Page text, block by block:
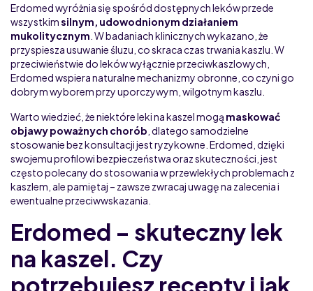
Erdomed wyróżnia się spośród dostępnych leków przede
wszystkimsilnym, udowodnionym działaniem
mukolitycznym . W badaniach klinicznych wykazano, że
przyspiesza usuwanie śluzu, co skraca czas trwania kaszlu. W
przeciwieństwie do leków wyłącznie przeciwkaszlowych,
Erdomed wspiera naturalne mechanizmy obronne, co czyni go
dobrym wyborem przy uporczywym, wilgotnym kaszlu.
Warto wiedzieć, że niektóre leki na kaszel mogą maskować
objawy poważnych chorób , dlatego samodzielne
stosowanie bez konsultacji jest ryzykowne. Erdomed, dzięki
swojemu profilowi bezpieczeństwa oraz skuteczności, jest
często polecany do stosowania w przewlekłych problemach z
kaszlem, ale pamiętaj – zawsze zwracaj uwagę na zalecenia i
ewentualne przeciwwskazania.
Erdomed – skuteczny lek
na kaszel. Czy
potrzebujesz recepty i jak